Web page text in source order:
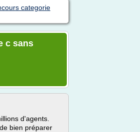
categorie
c sans
d'agents.
bien préparer